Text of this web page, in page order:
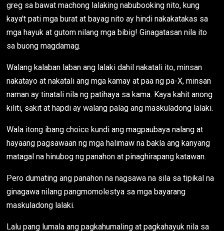
greg sa bawat machong lalaking nabubooking nito, kung
kaya't pati mga burat at bayag nito ay hindi nakakatakas sa
mga hayuk at gutom nilang mga bibig! Ginagatasan nila ito
sa buong magdamag.
Walang kalaban laban ang lalaki dahil nakatali ito, minsan
nakatayo at nakatali ang mga kamay at paa ng pa-X, minsan
naman ay tinatali nila ng patihaya sa kama. Kaya kahit anong
kiliti, sakit at hapdi ay walang palag ang maskuladong lalaki.
Wala itong ibang choice kundi ang magpaubaya nalang at
hayaang pagsawaan ng mga halimaw na bakla ang kanyang
matagal na hinubog ng panahon at pinaghirapang katawan.
Pero dumating ang panahon na nagsawa na sila sa tipikal na
ginagawa nilang pangmomolestya sa mga bayarang
maskuladong lalaki.
Lalu pang lumala ang pagkahumaling at pagkahayuk nila sa